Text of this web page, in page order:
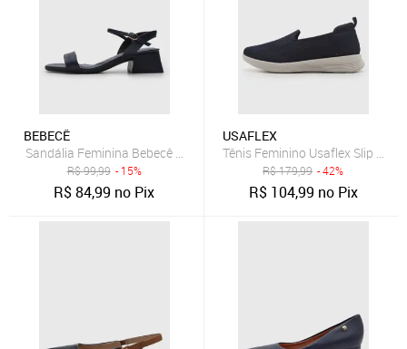
BEBECÊ
Sandália Feminina Bebecê Salto Bloco Azul-Marinho
R$99,99 - 15%
R$84,99 no Pix
USAFLEX
Tênis Feminino Usaflex Slip On
R$179,99 - 42%
R$ 104,99 no Pix